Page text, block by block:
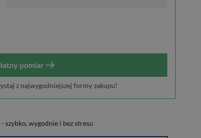
pomiar
z najwygodniejszej formy zakupu!
szybko, wygodnie i bez stresu